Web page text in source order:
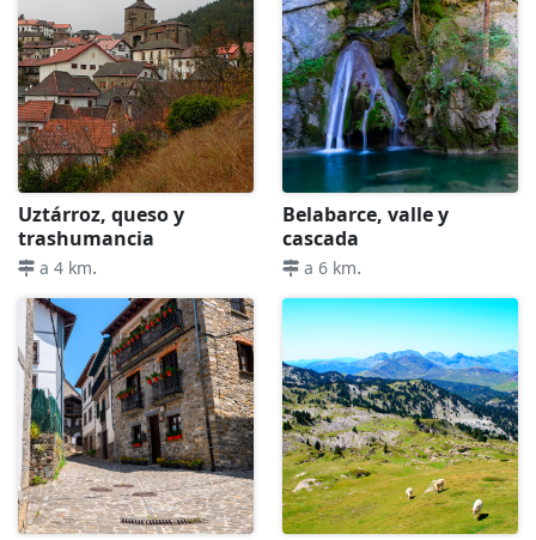
Uztárroz, queso y
trashumancia
a 4 km.
Belabarce, valle y
cascada
a 6 km.